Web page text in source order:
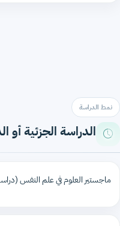
نمط الدراسة
الدراسة الجزئية أو
ماجستير العلوم في علم النفس